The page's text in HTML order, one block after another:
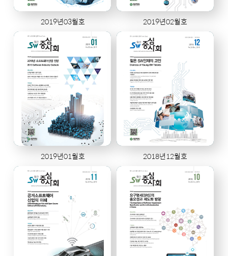
2019년03월호 2019년02월호
2019년01월호 2018년12월호